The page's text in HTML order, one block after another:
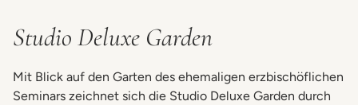
Studio Deluxe Garden
Mit Blick auf den Garten des ehemaligen erzbischöflichen
Seminars zeichnet sich die Studio Deluxe Garden durch